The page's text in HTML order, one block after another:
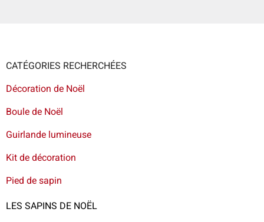
CATÉGORIES RECHERCHÉES
Décoration de Noël
Boule de Noël
Guirlande lumineuse
Kit de décoration
Pied de sapin
LES SAPINS DE NOËL